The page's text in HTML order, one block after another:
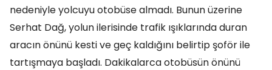
nedeniyle yolcuyu otobüse almadı. Bunun üzerine
Serhat Dağ, yolun ilerisinde trafik ışıklarında duran
aracın önünü kesti ve geç kaldığını belirtip şoför ile
tartışmaya başladı. Dakikalarca otobüsün önünü